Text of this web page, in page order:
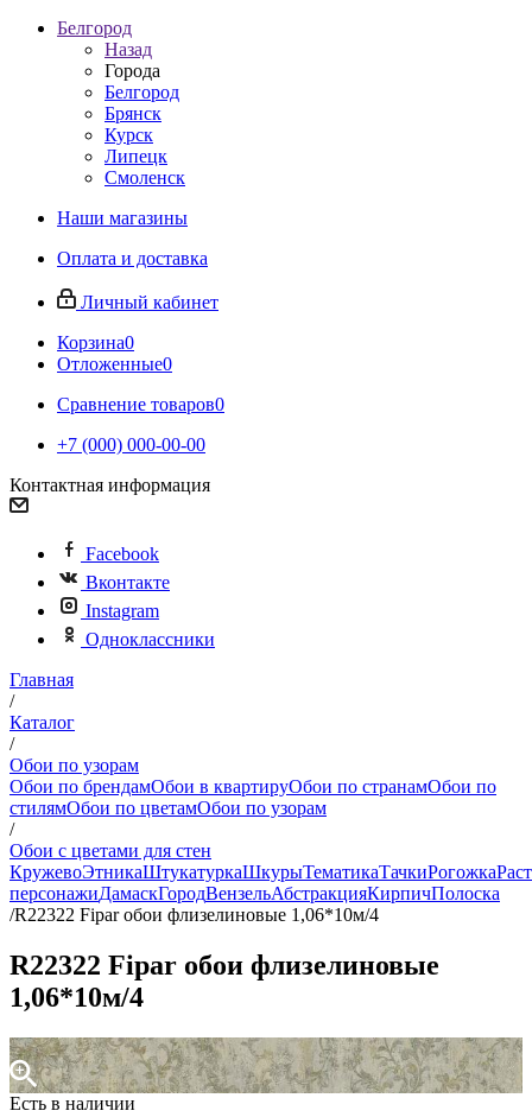
Белгород
Назад
Города
Белгород
Брянск
Курск
Липецк
Смоленск
Наши магазины
Оплата и доставка
Личный кабинет
Корзина0
Отложенные0
Сравнение товаров0
+7 (000) 000-00-00
Контактная информация
Facebook
Вконтакте
Instagram
Одноклассники
Главная
/
Каталог
/
Обои по узорам
Обои по брендамОбои в квартируОбои по странамОбои по
стилямОбои по цветамОбои по узорам
/
Обои с цветами для стен
КружевоЭтникаШтукатуркаШкурыТематикаТачкиРогожка
персонажиДамаскГородВензельАбстракцияКирпичПолоска
/R22322 Fipar обои флизелиновые 1,06*10м/4
R22322 Fipar обои флизелиновые
1,06*10м/4
Есть в наличии